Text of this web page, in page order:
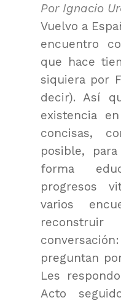
Por Ignacio
Vuelvo a
encuentro
que hace
siquiera por
decir). Así
existencia
concisas,
posible,
forma
progresos
varios
preguntan
Les
Acto